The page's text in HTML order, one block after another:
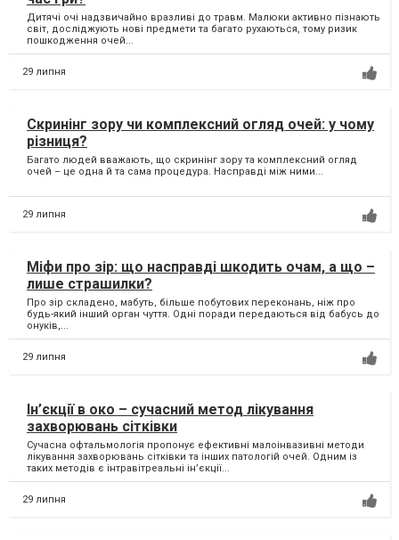
Дитячі очі надзвичайно вразливі до травм. Малюки активно пізнають
світ, досліджують нові предмети та багато рухаються, тому ризик
пошкодження очей...
29 липня
Скринінг зору чи комплексний огляд очей: у чому
різниця?
Багато людей вважають, що скринінг зору та комплексний огляд
очей – це одна й та сама процедура. Насправді між ними...
29 липня
Міфи про зір: що насправді шкодить очам, а що –
лише страшилки?
Про зір складено, мабуть, більше побутових переконань, ніж про
будь-який інший орган чуття. Одні поради передаються від бабусь до
онуків,...
29 липня
Ін’єкції в око – сучасний метод лікування
захворювань сітківки
Сучасна офтальмологія пропонує ефективні малоінвазивні методи
лікування захворювань сітківки та інших патологій очей. Одним із
таких методів є інтравітреальні ін’єкції...
29 липня